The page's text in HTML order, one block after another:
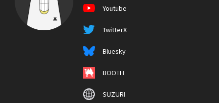
Youtube
TwitterX
Bluesky
BOOTH
SUZURI